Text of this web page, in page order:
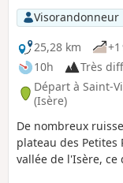
Visorandonneur
25,28 km
+1
10h
Très
Départ à Saint-
(Isère)
De nombreux
plateau des Petites
vallée de l'Isère, ce